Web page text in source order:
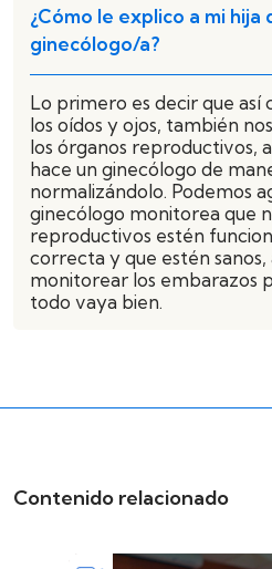
¿Cómo le explico a mi hija
ginecólogo/a?
Lo primero es decir que así
los oídos y ojos, también
los órganos reproductivos,
hace un ginecólogo de
normalizándolo. Podemos
ginecólogo monitorea que
reproductivos estén
correcta y que estén sanos,
monitorear los embarazos
todo vaya bien.
Contenido relacionado